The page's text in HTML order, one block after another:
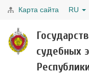
Карта сайта RU
судебных